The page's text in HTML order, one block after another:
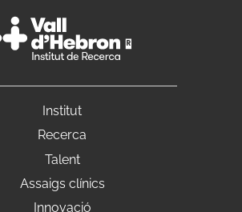
Institut
Recerca
Talent
Assaigs clínics
Innovació